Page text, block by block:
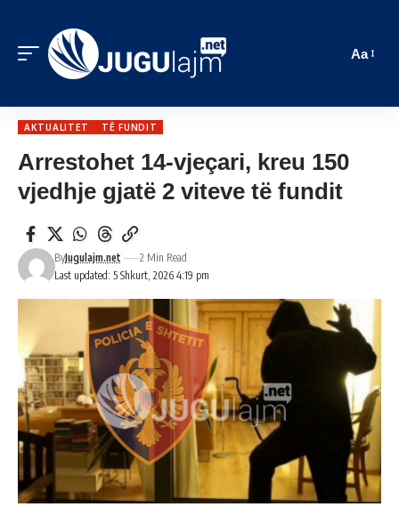
Aa
AKTUALITET TË FUNDIT
Arrestohet 14-vjeçari, kreu 150
vjedhje gjatë 2 viteve të fundit
Last updated: 5 Shkurt, 2026 4:19 pm
ByJugulajm.net 2 Min Read